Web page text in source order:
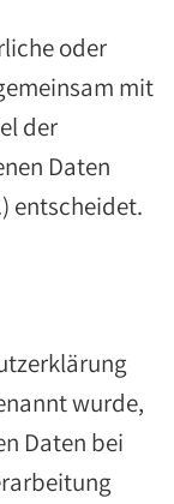
oder
mit
der
Daten
entscheidet.
wurde,
Daten bei